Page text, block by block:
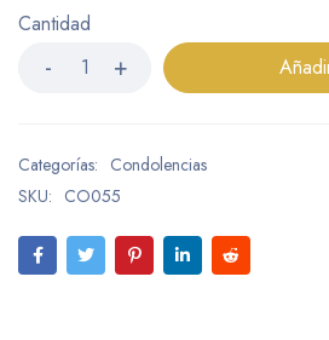
Cantidad
Categorías: Condolencias
SKU: CO055